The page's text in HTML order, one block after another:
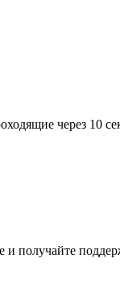
через 10
и получайте